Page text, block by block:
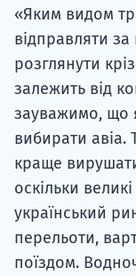
«Яким видом
відправляти
розглянути
залежить від
зауважимо, що
вибирати авіа.
краще
оскільки
український
перельоти,
поїздом.